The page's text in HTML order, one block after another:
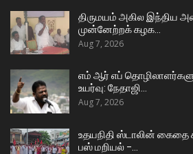
திருமயம் அகில இந்திய
முன்னேற்றக் கழக…
Aug 7, 2026
எம் ஆர் எப்
உயர்வு: நேதாஜி…
Aug 7, 2026
உதயநிதி ஸ்டாலின் கைதை
பஸ் மறியல் –…